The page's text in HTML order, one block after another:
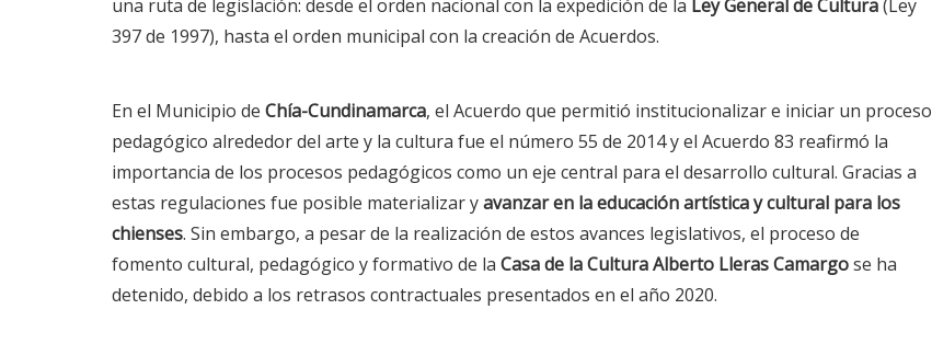
una ruta de legislación: desde el orden nacional con la expedición de la Ley General de Cultura(Ley
397 de 1997), hasta el orden municipal con la creación de Acuerdos.
En el Municipio de Chía-Cundinamarca, el Acuerdo que permitió institucionalizar e iniciar un proceso
pedagógico alrededor del arte y la cultura fue el número 55 de 2014 y el Acuerdo 83 reafirmó la
importancia de los procesos pedagógicos como un eje central para el desarrollo cultural. Gracias a
estas regulaciones fue posible materializar yavanzar en la educación artística y cultural para los
chienses. Sin embargo, a pesar de la realización de estos avances legislativos, el proceso de
fomento cultural, pedagógico y formativo de la Casa de la Cultura Alberto Lleras Camargose ha
detenido, debido a los retrasos contractuales presentados en el año 2020.